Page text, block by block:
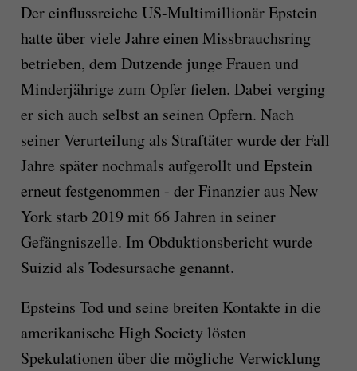
Der einflussreiche US-Multimillionär Epstein
hatte über viele Jahre einen Missbrauchsring
betrieben, dem Dutzende junge Frauen und
Minderjährige zum Opfer fielen. Dabei verging
er sich auch selbst an seinen Opfern. Nach
seiner Verurteilung als Straftäter wurde der Fall
Jahre später nochmals aufgerollt und Epstein
erneut festgenommen - der Finanzier aus New
York starb 2019 mit 66 Jahren in seiner
Gefängniszelle. Im Obduktionsbericht wurde
Suizid als Todesursache genannt.
Epsteins Tod und seine breiten Kontakte in die
amerikanische High Society lösten
Spekulationen über die mögliche Verwicklung